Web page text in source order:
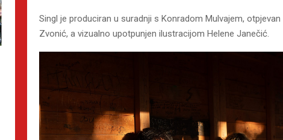
Singl je produciran u suradnji s Konradom Mulvajem,
Zvonić, a vizualno upotpunjen ilustracijom Helene Janečić.